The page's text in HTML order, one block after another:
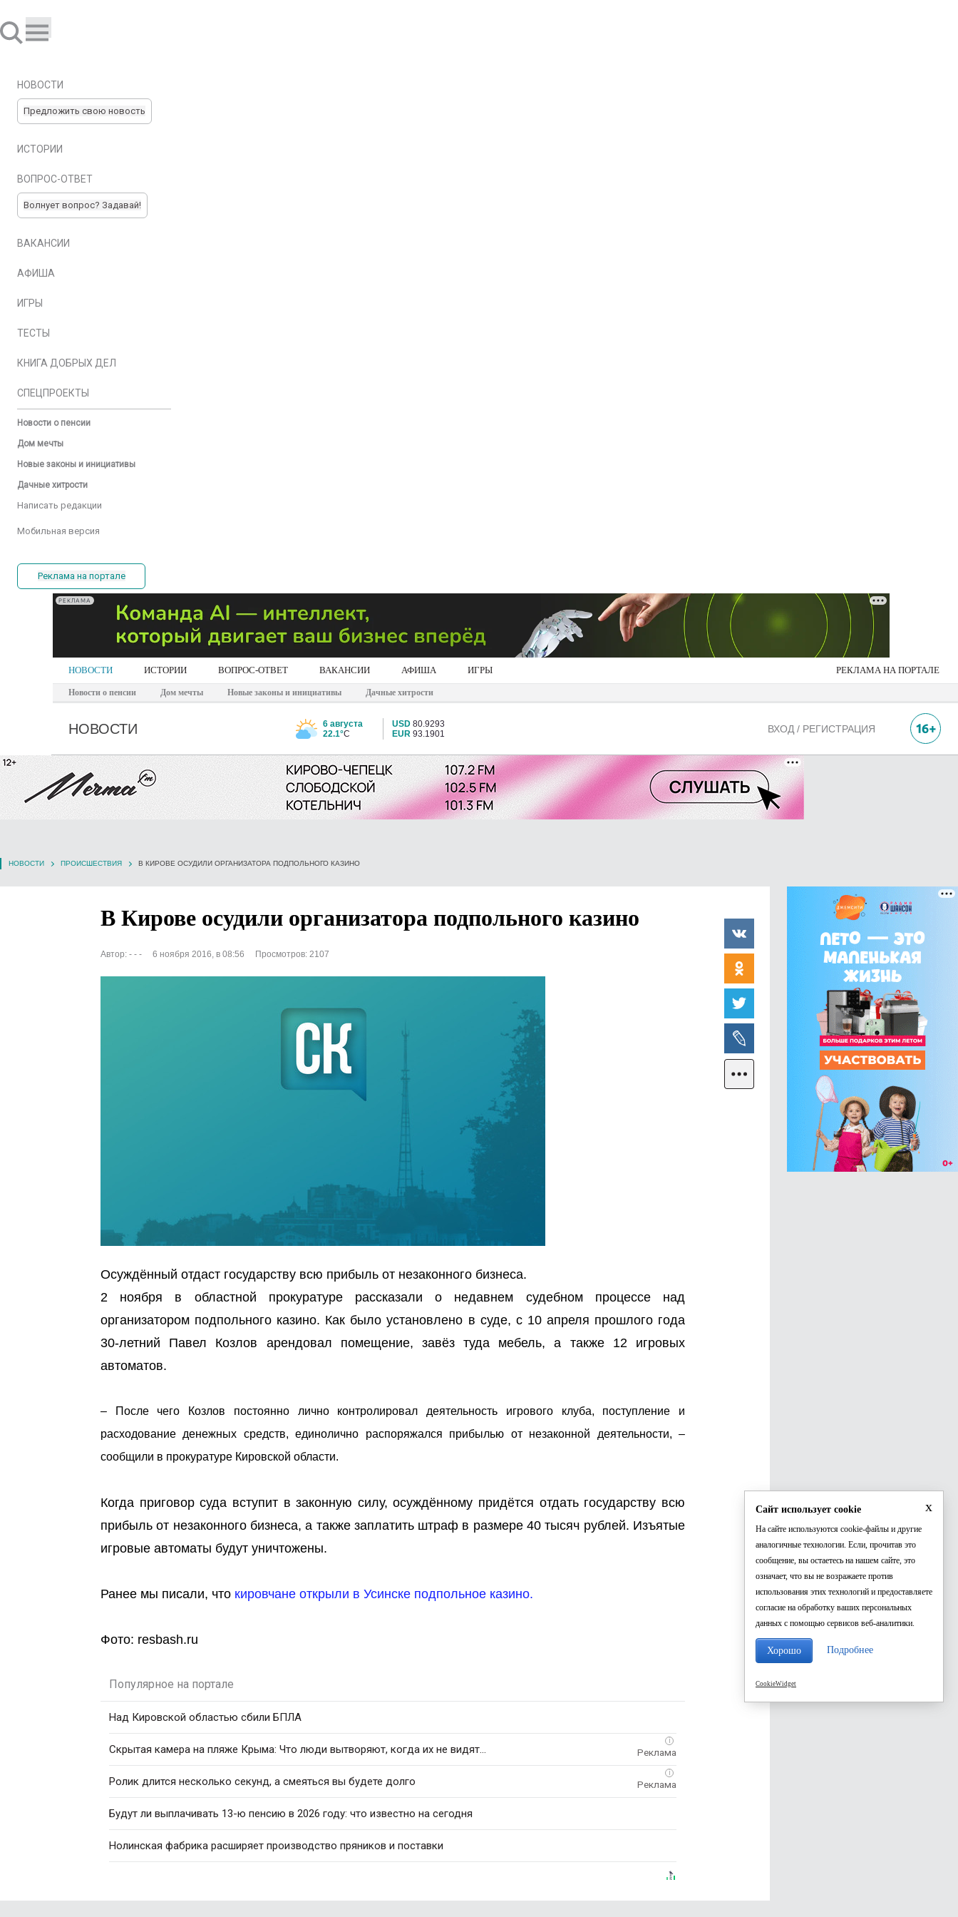
НОВОСТИ
Предложить свою новость
ИСТОРИИ
ВОПРОС-ОТВЕТ
Волнует вопрос? Задавай!
ВАКАНСИИ
АФИША
ИГРЫ
ТЕСТЫ
КНИГА ДОБРЫХ ДЕЛ
СПЕЦПРОЕКТЫ
Новости о пенсии
Дом мечты
Новые законы и инициативы
Дачные хитрости
Написать редакции
Мобильная версия
Реклама на портале
РЕКЛАМА
НОВОСТИ ИСТОРИИ ВОПРОС-ОТВЕТ ВАКАНСИИ АФИША ИГРЫ РЕКЛАМА НА ПОРТАЛЕ
Новости о пенсии Дом мечты Новые законы и инициативы Дачные хитрости
НОВОСТИ
6 августа
22.1°C
USD 80.9293
EUR 93.1901 ВХОД / РЕГИСТРАЦИЯ
НОВОСТИ ПРОИСШЕСТВИЯ В КИРОВЕ ОСУДИЛИ ОРГАНИЗАТОРА ПОДПОЛЬНОГО КАЗИНО
В Кирове осудили организатора подпольного казино
Автор: - - - 6 ноября 2016, в 08:56 Просмотров: 2107
Осуждённый отдаст государству всю прибыль от незаконного бизнеса.
2 ноября в областной прокуратуре рассказали о недавнем судебном процессе над
организатором подпольного казино. Как было установлено в суде, с 10 апреля прошлого года
30-летний Павел Козлов арендовал помещение, завёз туда мебель, а также 12 игровых
автоматов.
– После чего Козлов постоянно лично контролировал деятельность игрового клуба, поступление и
расходование денежных средств, единолично распоряжался прибылью от незаконной деятельности, –
сообщили в прокуратуре Кировской области.
Когда приговор суда вступит в законную силу, осуждённому придётся отдать государству всю
прибыль от незаконного бизнеса, а также заплатить штраф в размере 40 тысяч рублей. Изъятые
игровые автоматы будут уничтожены.
Ранее мы писали, что кировчане открыли в Усинске подпольное казино.
Фото: resbash.ru
Популярное на портале
Над Кировской областью сбили БПЛА
i
Скрытая камера на пляже Крыма: Что люди вытворяют, когда их не видят...
i
Ролик длится несколько секунд, а смеяться вы будете долго
Будут ли выплачивать 13-ю пенсию в 2026 году: что известно на сегодня
Нолинская фабрика расширяет производство пряников и поставки
x
Сайт использует cookie
На сайте используются cookie-файлы и другие
аналогичные технологии. Если, прочитав это
сообщение, вы остаетесь на нашем сайте, это
означает, что вы не возражаете против
использования этих технологий и предоставляете
согласие на обработку ваших персональных
данных с помощью сервисов веб-аналитики.
Хорошо Подробнее
CookieWidget